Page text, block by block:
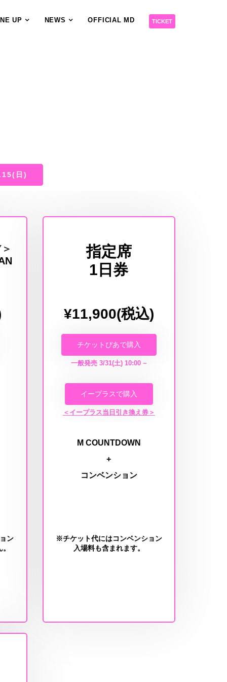
TICKET
UP NEWS OFFICIAL MD
日)
ン
指定席
1日券
¥11,900(税込)
チケットぴあで購入
一般発売 3/31(土) 10:00 ~
イープラスで購入
＜イープラス当日引き換え券＞
M COUNTDOWN
+
コンベンション
※チケット代にはコンベンション
入場料も含まれます。